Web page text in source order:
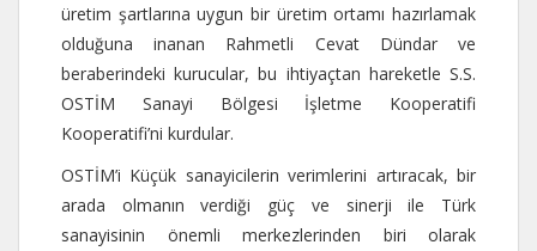
üretim şartlarına uygun bir üretim ortamı hazırlamak
olduğuna inanan Rahmetli Cevat Dündar ve
beraberindeki kurucular, bu ihtiyaçtan hareketle S.S.
OSTİM Sanayi Bölgesi İşletme Kooperatifi
Kooperatifi’ni kurdular.
OSTİM’i Küçük sanayicilerin verimlerini artıracak, bir
arada olmanın verdiği güç ve sinerji ile Türk
sanayisinin önemli merkezlerinden biri olarak